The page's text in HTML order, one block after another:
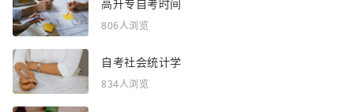
高升专自考时间
806人浏览
自考社会统计学
834人浏览